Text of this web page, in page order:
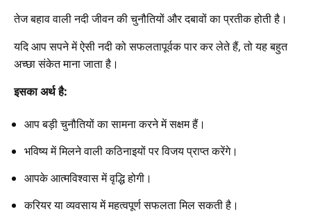
तेज बहाव वाली नदी जीवन की चुनौतियों और दबावों का प्रतीक होती है।
यदि आप सपने में ऐसी नदी को सफलतापूर्वक पार कर लेते हैं, तो यह बहुत
अच्छा संकेत माना जाता है।
इसका अर्थ है:
आप बड़ी चुनौतियों का सामना करने में सक्षम हैं।
भविष्य में मिलने वाली कठिनाइयों पर विजय प्राप्त करेंगे।
आपके आत्मविश्वास में वृद्धि होगी।
करियर या व्यवसाय में महत्वपूर्ण सफलता मिल सकती है।